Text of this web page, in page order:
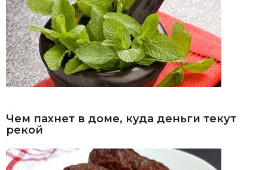
Чем пахнет в доме, куда деньги текут
рекой